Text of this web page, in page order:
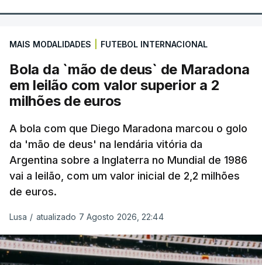
MAIS MODALIDADES FUTEBOL INTERNACIONAL
Bola da `mão de deus` de Maradona
em leilão com valor superior a 2
milhões de euros
A bola com que Diego Maradona marcou o golo
da 'mão de deus' na lendária vitória da
Argentina sobre a Inglaterra no Mundial de 1986
vai a leilão, com um valor inicial de 2,2 milhões
de euros.
Lusa / atualizado 7 Agosto 2026, 22:44